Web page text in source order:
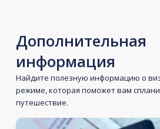
Дополнительная
информация
Найдите полезную информацию о
режиме, которая поможет вам
путешествие.